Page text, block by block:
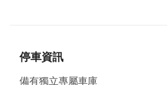
停車資訊
備有獨立專屬車庫